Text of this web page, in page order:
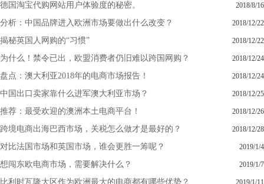
德国淘宝代购网站用户体验度的秘密。 2018/8/16
分析：中国品牌进入欧洲市场要做出什么改变？ 2018/12/22
揭秘英国人网购的“习惯” 2018/12/22
为什么！禁令已出，欧盟消费者仍旧难以跨国网购？ 2018/12/24
盘点：澳大利亚2018年的电商市场报告！ 2018/12/24
中国出口卖家靠什么进军澳大利亚市场？ 2018/12/25
推荐：最受欢迎的澳洲本土电商平台！ 2018/12/26
跨境电商出海巴西市场，关税怎么做才是最好的？ 2018/12/28
对比法国市场和英国市场，谁会更胜一筹呢？ 2019/1/4
想闯东欧电商市场，需要解决什么？ 2019/1/7
比利时瓦隆大区作为欧洲最大的电商都有哪些优势？ 2019/1/11